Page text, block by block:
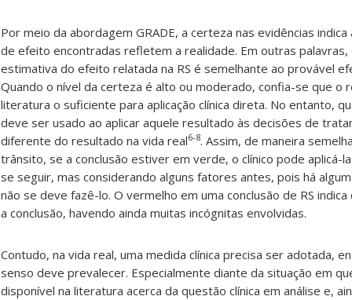
Por meio da abordagem GRADE, a certeza nas evidências
de efeito encontradas refletem a realidade. Em outras
estimativa do efeito relatada na RS é semelhante ao provável
Quando o nível da certeza é alto ou moderado, confia-se que o
literatura o suficiente para aplicação clínica direta. No entanto,
deve ser usado ao aplicar aquele resultado às decisões de
diferente do resultado na vida real6-8. Assim, de maneira
trânsito, se a conclusão estiver em verde, o clínico pode aplicá-
se seguir, mas considerando alguns fatores antes, pois há
não se deve fazê-lo. O vermelho em uma conclusão de RS
a conclusão, havendo ainda muitas incógnitas envolvidas.
Contudo, na vida real, uma medida clínica precisa ser adotada,
senso deve prevalecer. Especialmente diante da situação em
disponível na literatura acerca da questão clínica em análise e,